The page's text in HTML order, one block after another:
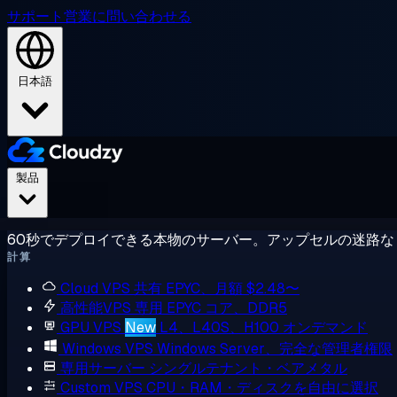
サポート営業に問い合わせる
日本語
60秒でデプロイできる本物のサーバー。アップセルの迷路
計算
Cloud VPS 共有 EPYC、月額 $2.48〜
高性能VPS 専用 EPYC コア、DDR5
GPU VPS New L4、L40S、H100 オンデマンド
Windows VPS Windows Server、完全な管理者権限
専用サーバー シングルテナント・ベアメタル
Custom VPS CPU・RAM・ディスクを自由に選択